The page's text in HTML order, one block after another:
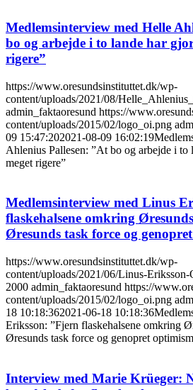
Medlemsinterview med Helle
bo og arbejde i to lande har
rigere”
https://www.oresundsinstituttet.dk/wp-
content/uploads/2021/08/
admin_faktaoresund https://
content/uploads/2015/02/logo_oi.png
09 15:47:202021-08-09 16:02:19
Ahlenius Pallesen: ”At bo og arbejde i
meget rigere”
Medlemsinterview med Linus
flaskehalsene omkring
Øresunds task force og
https://www.oresundsinstituttet.dk/wp-
content/uploads/2021/06/Linus-Eriksson-
2000 admin_faktaoresund https://
content/uploads/2015/02/logo_oi.png
18 10:18:362021-06-18 10:18:36
Eriksson: ”Fjern flaskehalsene omkring
Øresunds task force og genopret
Interview med Marie Krüeger: